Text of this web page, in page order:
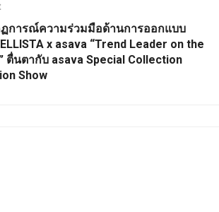
ฏการณ์ความร่วมมือด้านการออกแบบ
x asava “Trend Leader on the
ตื่นตากับ asava Special Collection
Show